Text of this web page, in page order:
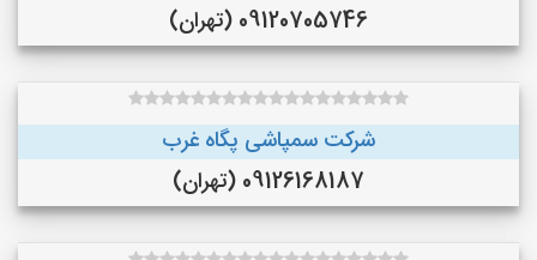
09120705746 (تهران)
شرکت سمپاشی پگاه غرب
09126168187 (تهران)